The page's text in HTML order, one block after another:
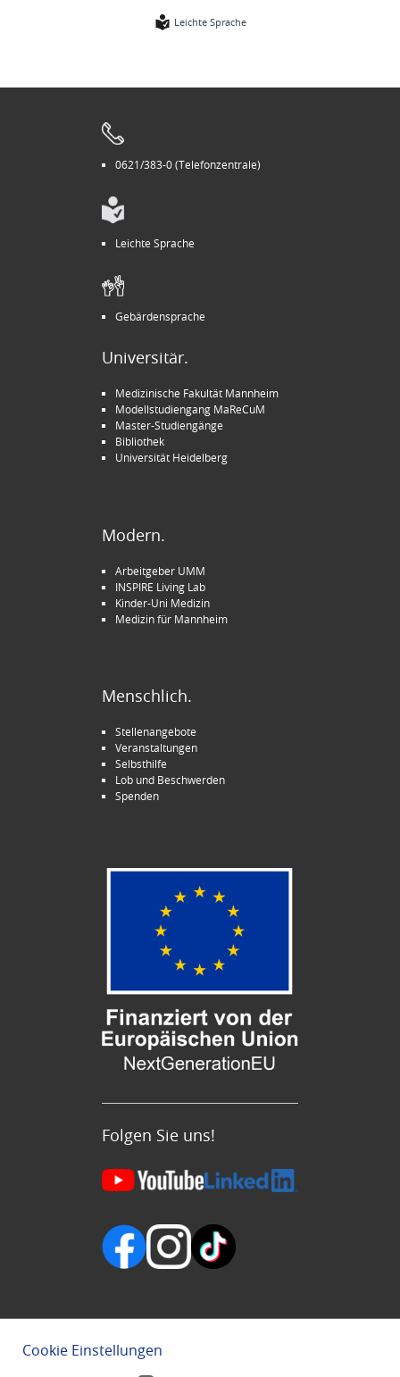
Leichte Sprache
0621/383-0 (Telefonzentrale)
Leichte Sprache
Gebärdensprache
Universitär.
Medizinische Fakultät Mannheim
Modellstudiengang MaReCuM
Master-Studiengänge
Bibliothek
Universität Heidelberg
Modern.
Arbeitgeber UMM
INSPIRE Living Lab
Kinder-Uni Medizin
Medizin für Mannheim
Menschlich.
Stellenangebote
Veranstaltungen
Selbsthilfe
Lob und Beschwerden
Spenden
Folgen Sie uns!
Cookie Einstellungen